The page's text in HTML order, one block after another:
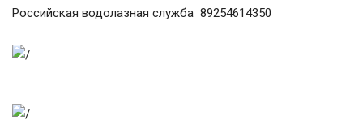
Российская водолазная служба 89254614350